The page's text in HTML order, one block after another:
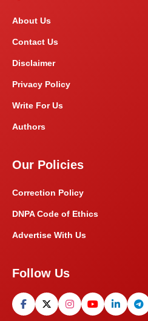
About Us
Contact Us
Disclaimer
Privacy Policy
Write For Us
Authors
Our Policies
Correction Policy
DNPA Code of Ethics
Advertise With Us
Follow Us